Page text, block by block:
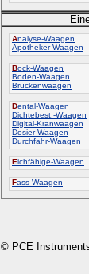
Analyse-Waagen
Apotheker-Waagen
Bock-Waagen
Boden-Waagen
Brückenwaagen
Dental-Waagen
Dichtebest.-Waagen
Digital-Kranwaagen
Dosier-Waagen
Durchfahr-Waagen
Eichfähige-Waagen
Fass-Waagen
© PCE